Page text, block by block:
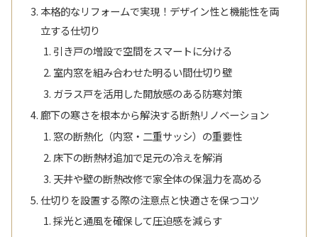
本格的なリフォームで実現！デザイン性と機能性を両
立する仕切り
引き戸の増設で空間をスマートに分ける
室内窓を組み合わせた明るい間仕切り壁
ガラス戸を活用した開放感のある防寒対策
廊下の寒さを根本から解決する断熱リノベーション
窓の断熱化（内窓・二重サッシ）の重要性
床下の断熱材追加で足元の冷えを解消
天井や壁の断熱改修で家全体の保温力を高める
仕切りを設置する際の注意点と快適さを保つコツ
採光と通風を確保して圧迫感を減らす